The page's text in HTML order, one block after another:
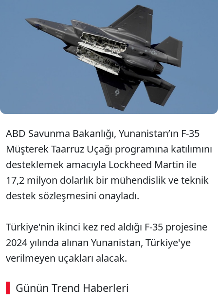
Yunanistan, F-35 programına dahil olmak için ABD
ile 17,2 milyon dolarlık anlaşma imzaladı.
Türkiye’nin iki ayrı kez reddedildiği proje
kapsamında savaş uçağı alacak Atina, Eylül’de ilk
pilotlarını eğitime gönderiyor. ABD bakım ve
eğitimleri üstlenirken, Atina bu hamleyle "hava
üstünlüğünü Türkiye’ye karşı kullanmayı"
ABD Savunma Bakanlığı, Yunanistan’ın F-35
Müşterek Taarruz Uçağı programına katılımını
desteklemek amacıyla Lockheed Martin ile
17,2 milyon dolarlık bir mühendislik ve teknik
destek sözleşmesini onayladı.
Türkiye'nin ikinci kez red aldığı F-35 projesine
2024 yılında alınan Yunanistan, Türkiye'ye
verilmeyen uçakları alacak.
Günün Trend Haberleri
00:02 / 09:15